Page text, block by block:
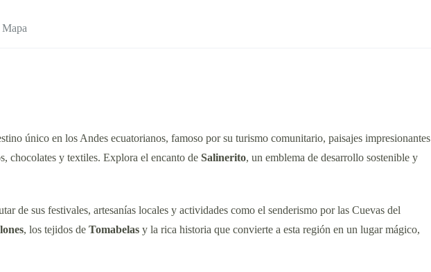
Mapa
único en los Andes ecuatorianos, famoso por su turismo comunitario, paisajes impresionantes
chocolates y textiles. Explora el encanto de Salinerito, un emblema de desarrollo sostenible y
de sus festivales, artesanías locales y actividades como el senderismo por las Cuevas del
, los tejidos de Tomabelas y la rica historia que convierte a esta región en un lugar mágico,